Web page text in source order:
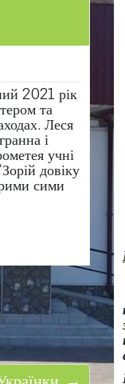
2021 рік
та
Леся
і
учні
довіку
сими